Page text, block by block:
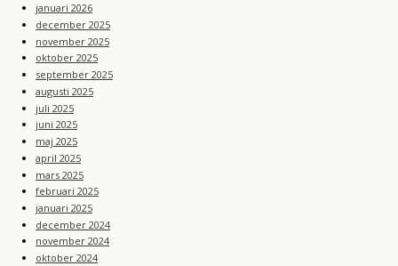
januari 2026
december 2025
november 2025
oktober 2025
september 2025
augusti 2025
juli 2025
juni 2025
maj 2025
april 2025
mars 2025
februari 2025
januari 2025
december 2024
november 2024
oktober 2024